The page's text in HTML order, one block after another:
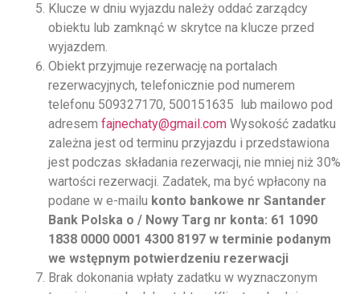
Klucze w dniu wyjazdu należy oddać zarządcy
obiektu lub zamknąć w skrytce na klucze przed
wyjazdem.
Obiekt przyjmuje rezerwację na portalach
rezerwacyjnych, telefonicznie pod numerem
telefonu 509327170, 500151635
lub mailowo pod
adresem fajnechaty@gmail.com Wysokość zadatku
zależna jest od terminu przyjazdu i przedstawiona
jest podczas składania rezerwacji, nie mniej niż 30%
wartości rezerwacji. Zadatek, ma być wpłacony na
podane w e-mailu konto bankowe nr Santander
Bank Polska o / Nowy Targ nr konta: 61 1090
1838 0000 0001 4300 8197 w terminie podanym
we wstępnym potwierdzeniu rezerwacji
Brak dokonania wpłaty zadatku w wyznaczonym